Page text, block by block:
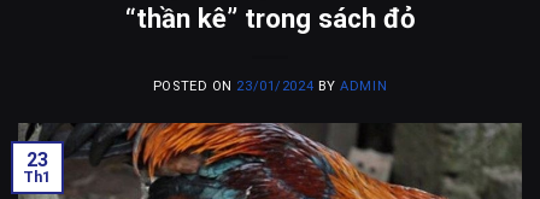
“thần kê” trong sách đỏ
POSTED ON 23/01/2024 BYADMIN
23
Th1